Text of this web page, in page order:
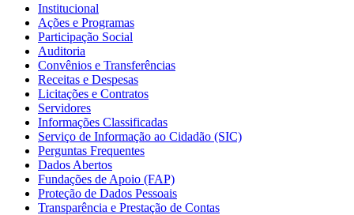
Institucional
Ações e Programas
Participação Social
Auditoria
Convênios e Transferências
Receitas e Despesas
Licitações e Contratos
Servidores
Informações Classificadas
Serviço de Informação ao Cidadão (SIC)
Perguntas Frequentes
Dados Abertos
Fundações de Apoio (FAP)
Proteção de Dados Pessoais
Transparência e Prestação de Contas